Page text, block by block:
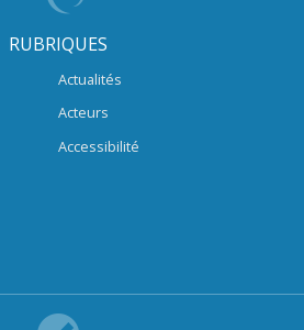
RUBRIQUES
Actualités
Acteurs
Accessibilité